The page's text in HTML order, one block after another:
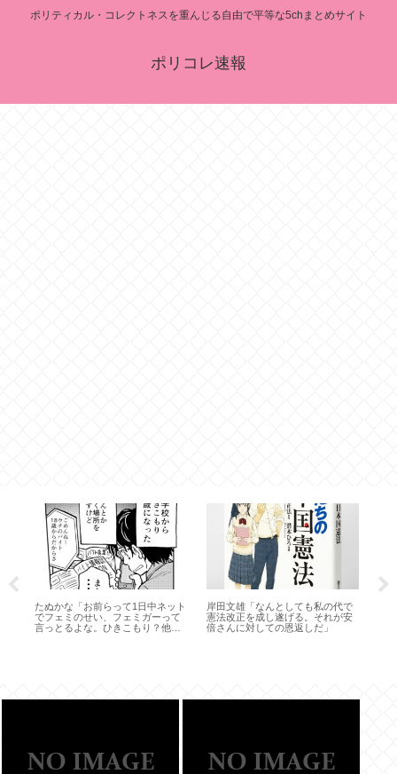
ポリティカル・コレクトネスを重んじる自由で平等な5chまとめサイト
ポリコレ速報
たぬかな「お前らって1日中ネット
でフェミのせい、フェミガーって
言っとるよな。ひきこもり？他に
岸田文雄「なんとしても私の代で
憲法改正を成し遂げる。それが安
倍さんに対しての恩返しだ」